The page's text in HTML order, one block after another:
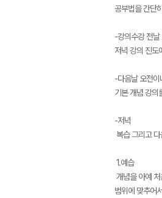
공부법을 간단
-강의수강 전날
저녁 강의 진도
-다음날 오전이
기본 개념 강의
-저녁
복습 그리고
1.예습
개념을 아예
범위에 맞추어